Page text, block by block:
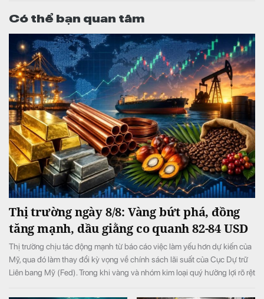
Có thể bạn quan tâm
Thị trường ngày 8/8: Vàng bứt phá, đồng
tăng mạnh, dầu giằng co quanh 82-84 USD
Thị trường chịu tác động mạnh từ báo cáo việc làm yếu hơn dự kiến của
Mỹ, qua đó làm thay đổi kỳ vọng về chính sách lãi suất của Cục Dự trữ
Liên bang Mỹ (Fed). Trong khi vàng và nhóm kim loại quý hưởng lợi rõ rệt